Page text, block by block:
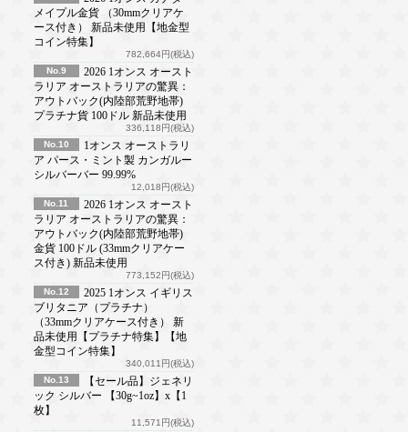
メイプル金貨 （30mmクリアケ
ース付き） 新品未使用【地金型
コイン特集】
782,664円(税込)
No.9
2026 1オンス オースト
ラリア オーストラリアの驚異：
アウトバック(内陸部荒野地帯)
プラチナ貨 100ドル 新品未使用
336,118円(税込)
No.10
1オンス オーストラリ
ア パース・ミント製 カンガルー
シルバーバー 99.99%
12,018円(税込)
No.11
2026 1オンス オースト
ラリア オーストラリアの驚異：
アウトバック(内陸部荒野地帯)
金貨 100ドル (33mmクリアケー
ス付き) 新品未使用
773,152円(税込)
No.12
2025 1オンス イギリス
ブリタニア（プラチナ）
（33mmクリアケース付き） 新
品未使用【プラチナ特集】【地
金型コイン特集】
340,011円(税込)
No.13
【セール品】ジェネリ
ック シルバー 【30g~1oz】x【1
枚】
11,571円(税込)